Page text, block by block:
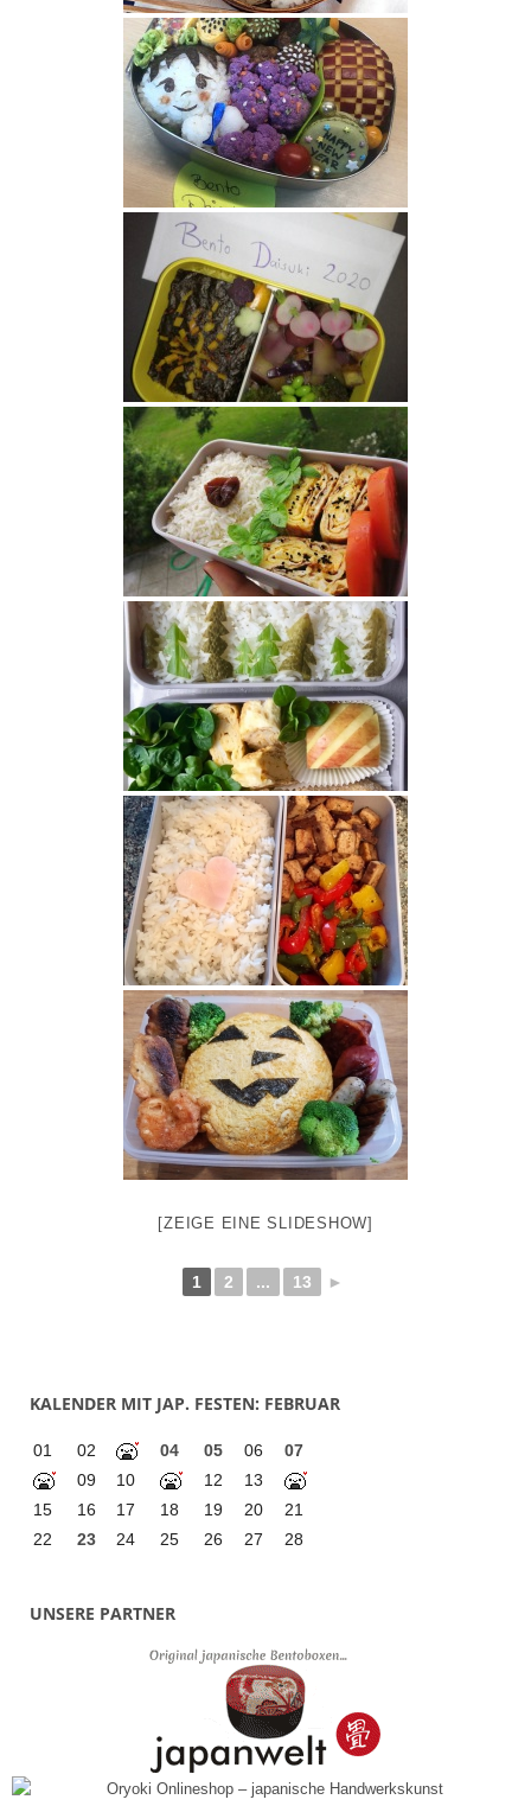
[ZEIGE EINE SLIDESHOW]
1 2 ... 13 ►
KALENDER MIT JAP. FESTEN: FEBRUAR
01 02 04 05 06
07
09
10 12
13
15
16 17 18 19 20
21
22
23 24 25 26 27 28
UNSERE PARTNER